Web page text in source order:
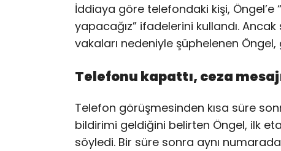
İddiaya göre telefondaki kişi, Öngel’e
yapacağız” ifadelerini kullandı.
vakaları nedeniyle şüphelenen
Telefonu kapattı, ceza
Telefon görüşmesinden kısa süre
bildirimi geldiğini belirten Öngel, ilk
söyledi. Bir süre sonra aynı